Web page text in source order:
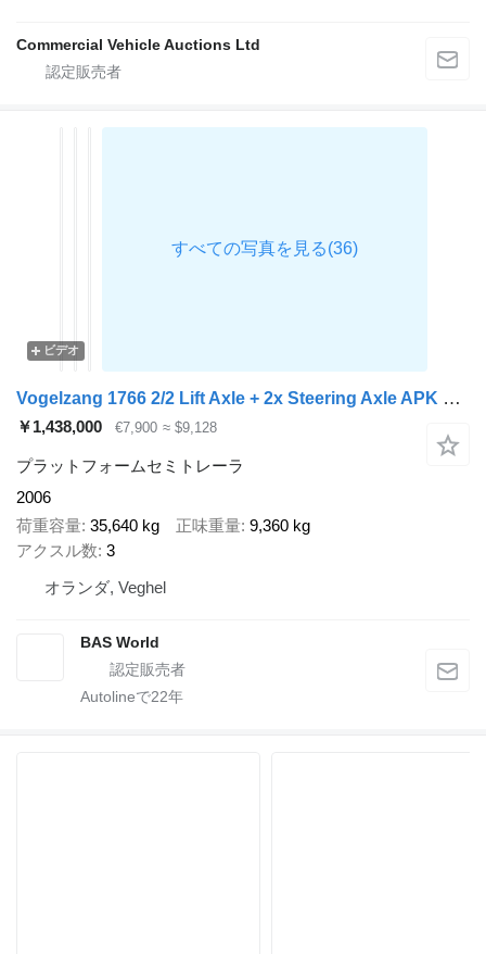
Commercial Vehicle Auctions Ltd
ビデオ
Vogelzang 1766 2/2 Lift Axle + 2x Steering Axle APK 03/2027
￥1,438,000 €7,900 ≈ $9,128
プラットフォームセミトレーラ
2006
荷重容量 35,640 kg 正味重量 9,360 kg
アクスル数 3
オランダ, Veghel
BAS World
Autolineで22年